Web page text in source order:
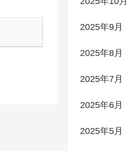
2025年9月
2025年8月
2025年7月
2025年6月
2025年5月